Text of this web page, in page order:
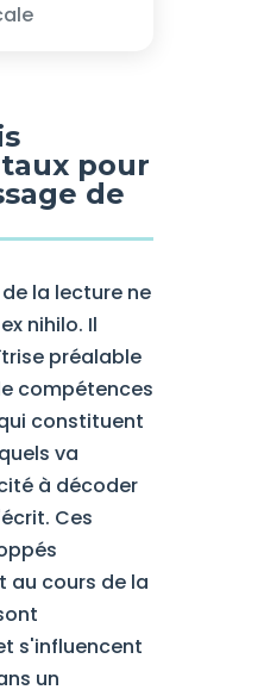
pour
de
la lecture ne
nihilo. Il
préalable
compétences
constituent
va
à décoder
Ces
au cours de la
s'influencent
un